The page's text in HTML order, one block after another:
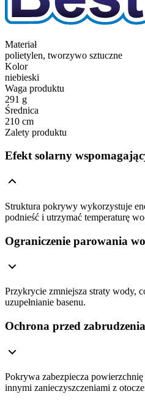
Materiał
polietylen, tworzywo sztuczne
Kolor
niebieski
Waga produktu
291 g
Średnica
210 cm
Zalety produktu
Efekt solarny
Struktura pokrywy wykorzystuje
podnieść i utrzymać temperaturę
Ograniczenie parowania
Przykrycie zmniejsza straty wody,
uzupełnianie basenu.
Ochrona przed
Pokrywa zabezpiecza
innymi zanieczyszczeniami z